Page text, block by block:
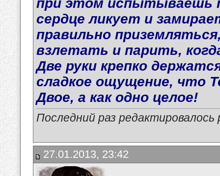
при этом испытываешь
сердце ликует и
правильно
взлетать и парить,
Две руки крепко
сладкое ощущение, что
Двое, а как одно целое!
Последний раз
27.01.2013, 23:42